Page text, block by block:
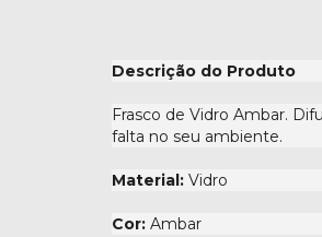
Descrição do Produto
Frasco de Vidro Ambar.
falta no seu ambiente.
Material: Vidro
Cor: Ambar